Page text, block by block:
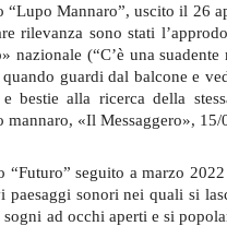
“Lupo Mannaro”, uscito il 26
rilevanza sono stati
nazionale (“C’è una
guardi dal balcone e
bestie alla ricerca della
«Il Messaggero», 15/
seguito a marzo
paesaggi sonori nei quali si
ad occhi aperti e si